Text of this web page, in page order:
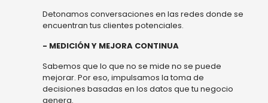
Detonamos conversaciones en las redes donde se
encuentran tus clientes potenciales.
- MEDICIÓN Y MEJORA CONTINUA
Sabemos que lo que no se mide no se puede
mejorar. Por eso, impulsamos la toma de
decisiones basadas en los datos que tu negocio
genera.